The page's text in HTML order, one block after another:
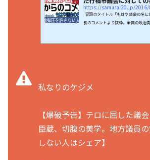
ント...
https://samurai20.jp/2016/
冒頭のタイトル「もはや議会の名
長のコメントより抜粋。全国の政治
私なりのケジメ
【爆破予告】テロに屈した議
臣蔵、切腹の美学。地方議員
しない人はシェア】